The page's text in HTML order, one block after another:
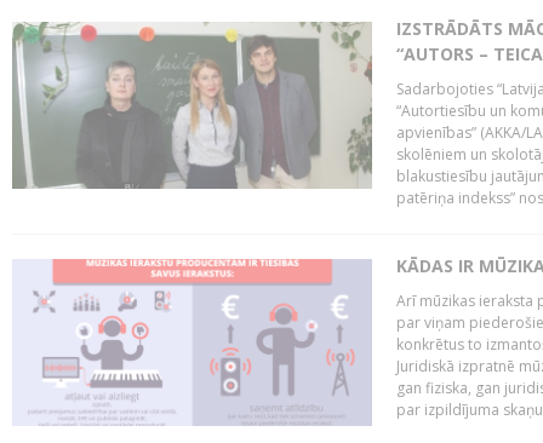
IZSTRĀDĀTS
“AUTORS –
Sadarbojoties
“Autortiesību un
apvienības” (AKKA/
skolēniem un
blakustiesību
patēriņa indekss”
KĀDAS IR
Arī mūzikas ieraksta
par viņam
konkrētus to
Juridiskā izpratnē
gan fiziska, gan
par izpildījuma